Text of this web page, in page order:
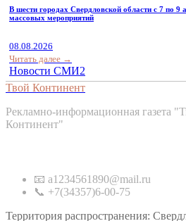
В шести городах Свердловской области с 7 по 9
массовых мероприятий
08.08.2026
Читать далее →
Новости СМИ2
Твой Континент
Рекламно-информационная газета
Континент"
📧 a1234561890@mail.ru
📞 +7(34357)6-00-75
Территория распространения: